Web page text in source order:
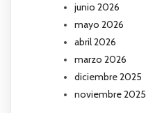
junio 2026
mayo 2026
abril 2026
marzo 2026
diciembre 2025
noviembre 2025